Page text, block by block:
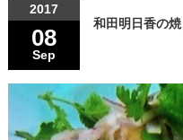
2017
08
Sep
和田明日香の